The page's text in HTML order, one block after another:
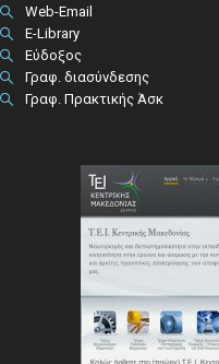
Web-Email
E-Library
Εύδοξος
Γραφ. διασύνδεσης
Γραφ. Πρακτικής Άσκ